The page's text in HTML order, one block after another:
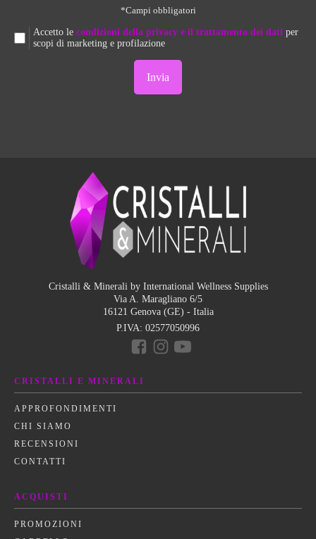
*Campi obbligatori
Accetto le condizioni della privacy e il trattamento dei dati per
scopi di marketing e profilazione
Cristalli & Minerali by International Wellness Supplies
Via A. Maragliano 6/5
16121 Genova (GE) - Italia
P.IVA: 02577050996
CRISTALLI E MINERALI
APPROFONDIMENTI
CHI SIAMO
RECENSIONI
CONTATTI
ACQUISTI
PROMOZIONI